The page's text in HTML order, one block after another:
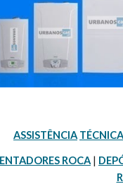
ASSISTÊNCIA TÉCNICA
ROCA |